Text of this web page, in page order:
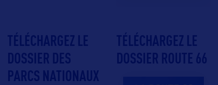
TÉLÉCHARGEZ LE
DOSSIER DES
PARCS NATIONAUX
TÉLÉCHARGEZ LE
DOSSIER ROUTE 66